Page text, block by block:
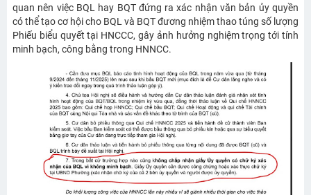
quan nên việc BQL hay BQT đứng ra xác nhận văn bản ủy quyền
có thể tạo cơ hội cho BQL và BQT đương nhiệm thao túng số lượng
Phiếu biểu quyết tại HNCCC, gây ảnh hưởng nghiệm trọng tới tính
minh bạch, công bằng trong HNNCC.